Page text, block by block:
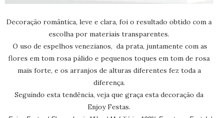
Decoração romântica, leve e clara, foi o resultado obtido com a
escolha por materiais transparentes.
O uso de espelhos venezianos, da prata, juntamente com as
flores em tom rosa pálido e pequenos toques em tom de rosa
mais forte, e os arranjos de alturas diferentes fez toda a
diferença.
Seguindo esta tendência, veja que graça esta decoração da
Enjoy Festas.